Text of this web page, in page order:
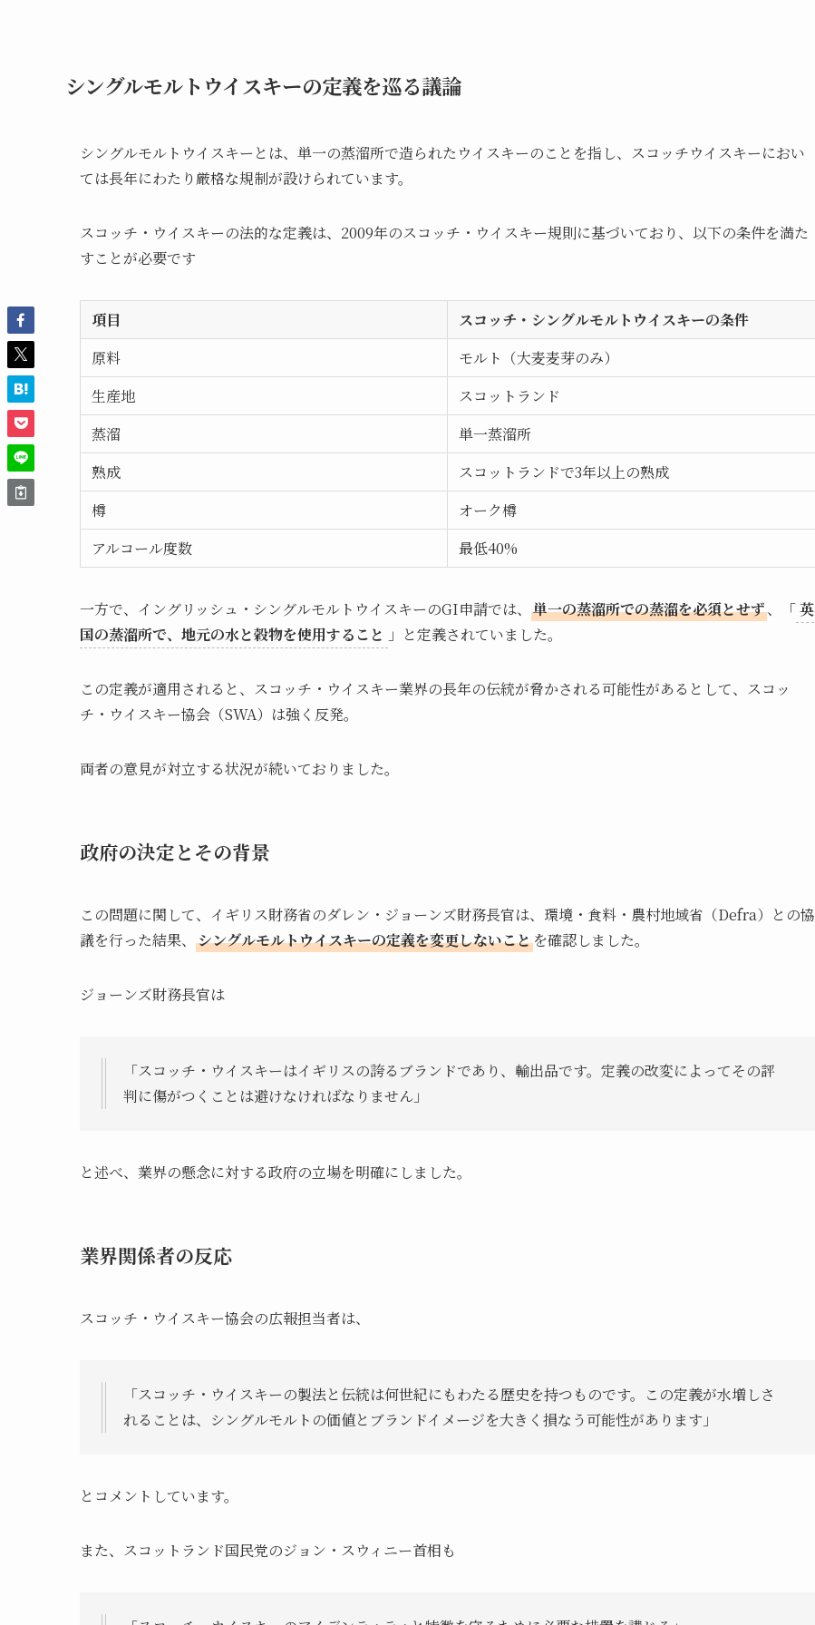
シングルモルトウイスキーの定義を巡る議論
シングルモルトウイスキーとは、単一の蒸溜所で造られたウイスキーのことを指し、スコッチウイスキーにおい
ては長年にわたり厳格な規制が設けられています。
スコッチ・ウイスキーの法的な定義は、2009年のスコッチ・ウイスキー規則に基づいており、以下の条件を満た
すことが必要です
項目
スコッチ・シングルモルトウイスキーの条件
原料
モルト（大麦麦芽のみ）
生産地
スコットランド
蒸溜
単一蒸溜所
熟成
スコットランドで3年以上の熟成
樽
オーク樽
アルコール度数
最低40%
一方で、イングリッシュ・シングルモルトウイスキーのGI申請では、 単一の蒸溜所での蒸溜を必須とせず、「英
国の蒸溜所で、地元の水と穀物を使用すること 」と定義されていました。
この定義が適用されると、スコッチ・ウイスキー業界の長年の伝統が脅かされる可能性があるとして、スコッ
チ・ウイスキー協会（SWA）は強く反発。
両者の意見が対立する状況が続いておりました。
政府の決定とその背景
この問題に関して、イギリス財務省のダレン・ジョーンズ財務長官は、環境・食料・農村地域省（Defra）との協
議を行った結果、 シングルモルトウイスキーの定義を変更しないことを確認しました。
ジョーンズ財務長官は
「スコッチ・ウイスキーはイギリスの誇るブランドであり、輸出品です。定義の改変によってその評
判に傷がつくことは避けなければなりません」
と述べ、業界の懸念に対する政府の立場を明確にしました。
業界関係者の反応
スコッチ・ウイスキー協会の広報担当者は、
「スコッチ・ウイスキーの製法と伝統は何世紀にもわたる歴史を持つものです。この定義が水増しさ
れることは、シングルモルトの価値とブランドイメージを大きく損なう可能性があります」
とコメントしています。
また、スコットランド国民党のジョン・スウィニー首相も